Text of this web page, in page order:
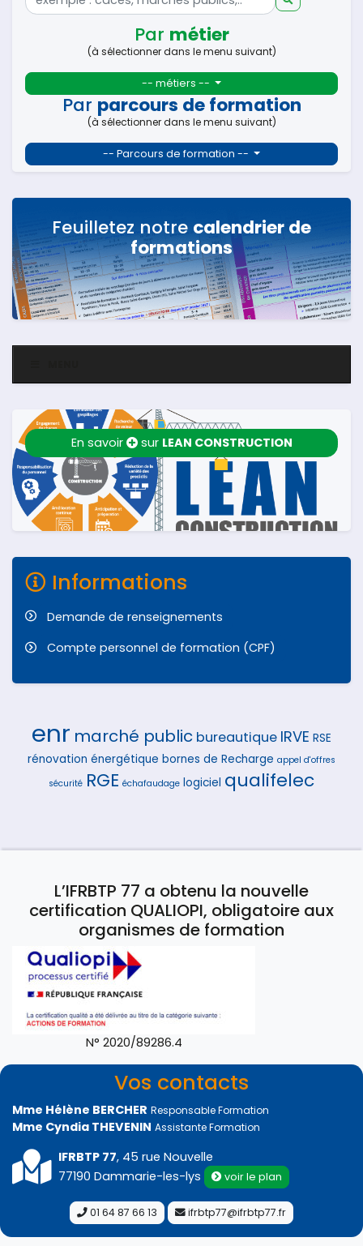
Par métier
(à sélectionner dans le menu suivant)
-- métiers --
Par parcours de formation
(à sélectionner dans le menu suivant)
-- Parcours de formation --
Feuilletez notre calendrier de
formations
En savoir sur LEAN CONSTRUCTION
Informations
Demande de renseignements
Compte personnel de formation (CPF)
enr marché public bureautique IRVE RSE
rénovation énergétique bornes de Recharge appel d'offres
sécurité RGE échafaudage logiciel qualifelec
L’IFRBTP 77 a obtenu la nouvelle
certification QUALIOPI, obligatoire aux
organismes de formation
N° 2020/89286.4
Vos contacts
Mme Hélène BERCHER Responsable Formation
Mme Cyndia THEVENIN Assistante Formation
IFRBTP 77, 45 rue Nouvelle
77190 Dammarie-les-lys
voir le plan
01 64 87 66 13 ifrbtp77@ifrbtp77.fr